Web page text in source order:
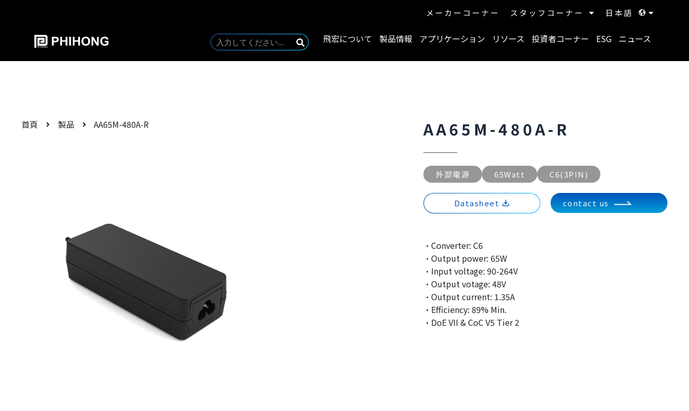
メーカーコーナー スタッフコーナー 日本語
飛宏について 製品情報 アプリケーション リソース 投資者コーナー ESG ニュース
首頁 製品 AA65M-480A-R AA65M-480A-R
外部電源 65Watt C6(3PIN)
Datasheet contact us
·Converter: C6
·Output power: 65W
·Input voltage: 90-264V
·Output votage: 48V
·Output current: 1.35A
·Efficiency: 89% Min.
·DoE VII & CoC V5 Tier 2